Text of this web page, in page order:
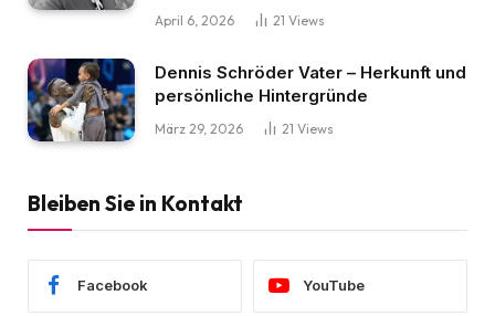
April 6, 2026 21 Views
Dennis Schröder Vater – Herkunft und
persönliche Hintergründe
März 29, 2026 21 Views
Bleiben Sie in Kontakt
Facebook YouTube